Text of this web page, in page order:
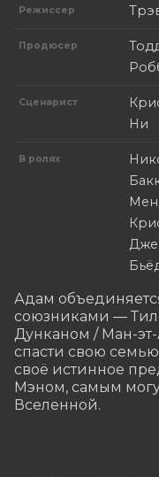
Режиссер
Продюсер
Сценарист
Ни
В ролях
Адам
союзниками —
Дунканом / Ман-
спасти свою
своё истинное
Мэном, самым
Вселенной.